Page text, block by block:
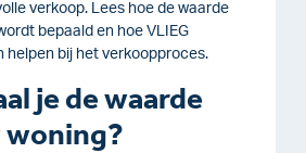
verkoop. Lees hoe de waarde
bepaald en hoe VLIEG
helpen bij het verkoopproces.
je de waarde
woning?